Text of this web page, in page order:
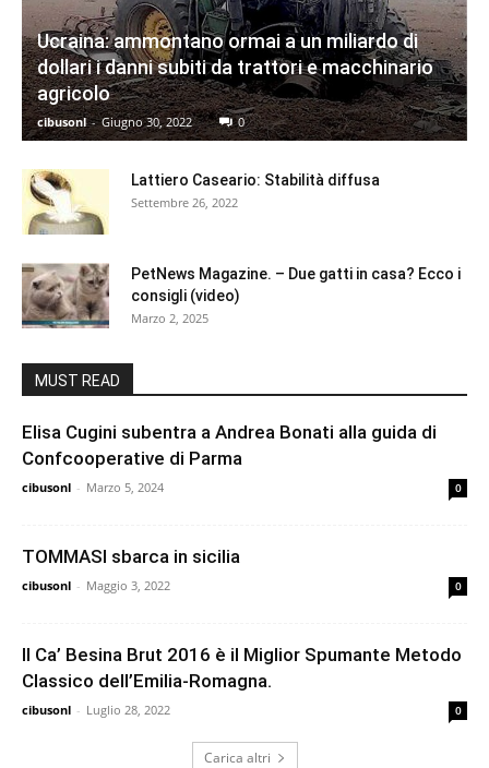
Ucraina: ammontano ormai a un miliardo di
dollari i danni subiti da trattori e macchinario
agricolo
cibusonl - Giugno 30, 2022 0
Lattiero Caseario: Stabilità diffusa
Settembre 26, 2022
PetNews Magazine. – Due gatti in casa? Ecco i
consigli (video)
Marzo 2, 2025
MUST READ
Elisa Cugini subentra a Andrea Bonati alla guida di
Confcooperative di Parma
cibusonl - Marzo 5, 2024 0
TOMMASI sbarca in sicilia
cibusonl - Maggio 3, 2022 0
Il Ca’ Besina Brut 2016 è il Miglior Spumante Metodo
Classico dell’Emilia-Romagna.
cibusonl - Luglio 28, 2022 0
Carica altri